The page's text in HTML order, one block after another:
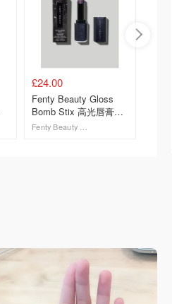
£24.00
Fenty Beauty Gloss
Bomb Stix 高光唇膏棒
Caviar Crystalz